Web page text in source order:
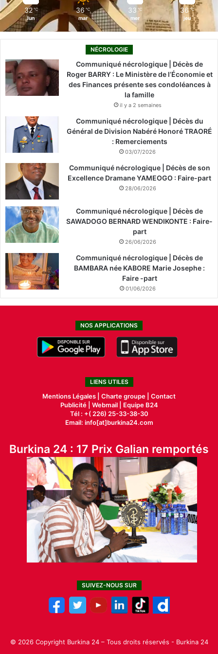
32 ℃
lun
36 ℃
mar
33 ℃
mer
36 ℃
jeu
NÉCROLOGIE
Communiqué nécrologique | Décès de
Roger BARRY : Le Ministère de l’Économie et
des Finances présente ses condoléances à
la famille
il y a 2 semaines
Communiqué nécrologique | Décès du
Général de Division Nabéré Honoré TRAORÉ
: Remerciements
03/07/2026
Communiqué nécrologique | Décès de son
Excellence Dramane YAMEOGO : Faire-part
28/06/2026
Communiqué nécrologique | Décès de
SAWADOGO BERNARD WENDIKONTE : Faire-
part
26/06/2026
Communiqué nécrologique | Décès de
BAMBARA née KABORE Marie Josephe :
Faire -part
01/06/2026
NOS APPLICATIONS
LIENS UTILES
Mentions Légales | Charte groupe | Contact
Publicité| Webmail |
Equipe B24
Tél : +( 226) 25-33-38-30
Email: info[at]burkina24.com
Burkina 24 : 17 Prix Galian remportés
SUIVEZ-NOUS SUR
© 2026 Copyright Burkina 24 – Tous droits réservés - Burkina 24